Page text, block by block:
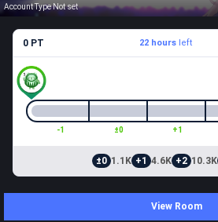
Account Type Not set
0 PT 22 hoursleft
-1 ±0 +1
±0 1.1K +1 4.6K +2 10.3K
View Room